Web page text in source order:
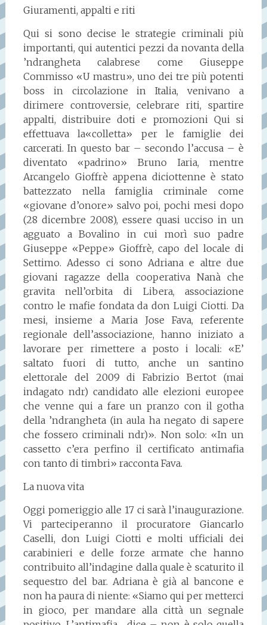
Giuramenti, appalti e riti
Qui si sono decise le strategie criminali più
importanti, qui autentici pezzi da novanta della
’ndrangheta calabrese come Giuseppe
Commisso «U mastru», uno dei tre più potenti
boss in circolazione in Italia, venivano a
dirimere controversie, celebrare riti, spartire
appalti, distribuire doti e promozioni Qui si
effettuava la«colletta» per le famiglie dei
carcerati. In questo bar – secondo l’accusa – è
diventato «padrino» Bruno Iaria, mentre
Arcangelo Gioffrè appena diciottenne è stato
battezzato nella famiglia criminale come
«giovane d’onore» salvo poi, pochi mesi dopo
(28 dicembre 2008), essere quasi ucciso in un
agguato a Bovalino in cui morì suo padre
Giuseppe «Peppe» Gioffrè, capo del locale di
Settimo. Adesso ci sono Adriana e altre due
giovani ragazze della cooperativa Nanà che
gravita nell’orbita di Libera, associazione
contro le mafie fondata da don Luigi Ciotti. Da
mesi, insieme a Maria Jose Fava, referente
regionale dell’associazione, hanno iniziato a
lavorare per rimettere a posto i locali: «E’
saltato fuori di tutto, anche un santino
elettorale del 2009 di Fabrizio Bertot (mai
indagato ndr) candidato alle elezioni europee
che venne qui a fare un pranzo con il gotha
della ’ndrangheta (in aula ha negato di sapere
che fossero criminali ndr)». Non solo: «In un
cassetto c’era perfino il certificato antimafia
con tanto di timbri» racconta Fava.
La nuova vita
Oggi pomeriggio alle 17 ci sarà l’inaugurazione.
Vi parteciperanno il procuratore Giancarlo
Caselli, don Luigi Ciotti e molti ufficiali dei
carabinieri e delle forze armate che hanno
contribuito all’indagine dalla quale è scaturito il
sequestro del bar. Adriana è già al bancone e
non ha paura di niente: «Siamo qui per metterci
in gioco, per mandare alla città un segnale